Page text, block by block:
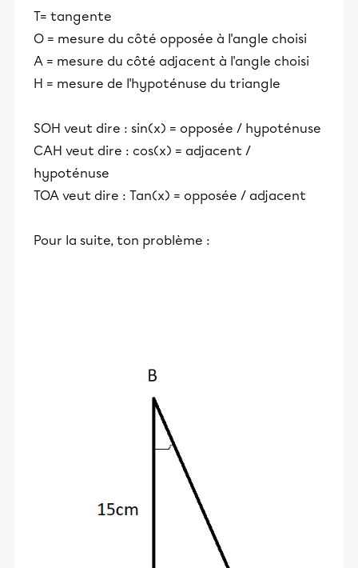
T= tangente
O = mesure du côté opposée à l'angle choisi
A = mesure du côté adjacent à l'angle choisi
H = mesure de l'hypoténuse du triangle
SOH veut dire : sin(x) = opposée / hypoténuse
CAH veut dire : cos(x) = adjacent /
hypoténuse
TOA veut dire : Tan(x) = opposée / adjacent
Pour la suite, ton problème :